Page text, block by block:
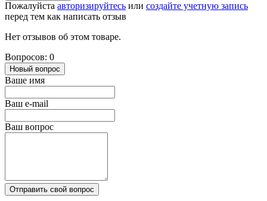
Пожалуйста авторизируйтесь или создайте учетную запись
перед тем как написать отзыв
Нет отзывов об этом товаре.
Вопросов: 0
Новый вопрос
Ваше имя
Ваш e-mail
Ваш вопрос
Отправить свой вопрос